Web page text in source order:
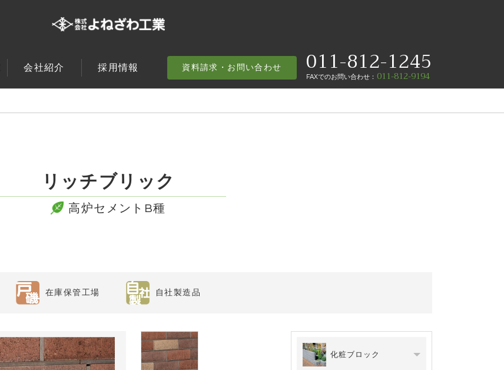
会社紹介 採用情報 資料請求・ お問い合わせ 011-812-1245
FAXでのお問い合わせ ： 011-812-9194
リッチブリック
高炉セメントB種
在庫保管工場 自社製造品
化粧ブロック